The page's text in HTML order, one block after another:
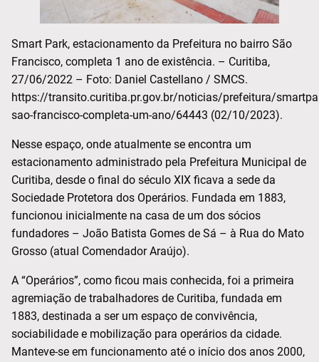
Smart Park, estacionamento da Prefeitura no bairro São
Francisco, completa 1 ano de existência. – Curitiba,
27/06/2022 – Foto: Daniel Castellano / SMCS.
https://transito.curitiba.pr.gov.br/noticias/prefeitura/
sao-francisco-completa-um-ano/64443 (02/10/2023).
Nesse espaço, onde atualmente se encontra um
estacionamento administrado pela Prefeitura Municipal de
Curitiba, desde o final do século XIX ficava a sede da
Sociedade Protetora dos Operários. Fundada em 1883,
funcionou inicialmente na casa de um dos sócios
fundadores – João Batista Gomes de Sá – à Rua do Mato
Grosso (atual Comendador Araújo).
A “Operários”, como ficou mais conhecida, foi a primeira
agremiação de trabalhadores de Curitiba, fundada em
1883, destinada a ser um espaço de convivência,
sociabilidade e mobilização para operários da cidade.
Manteve-se em funcionamento até o início dos anos 2000,